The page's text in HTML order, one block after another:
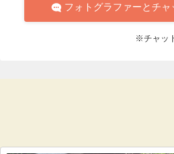
フォトグラファーとチャ
※チャッ